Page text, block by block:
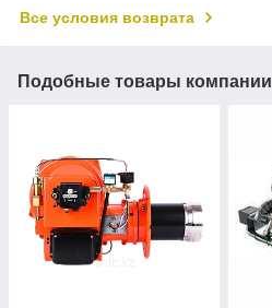
Все условия возврата
Подобные товары компании